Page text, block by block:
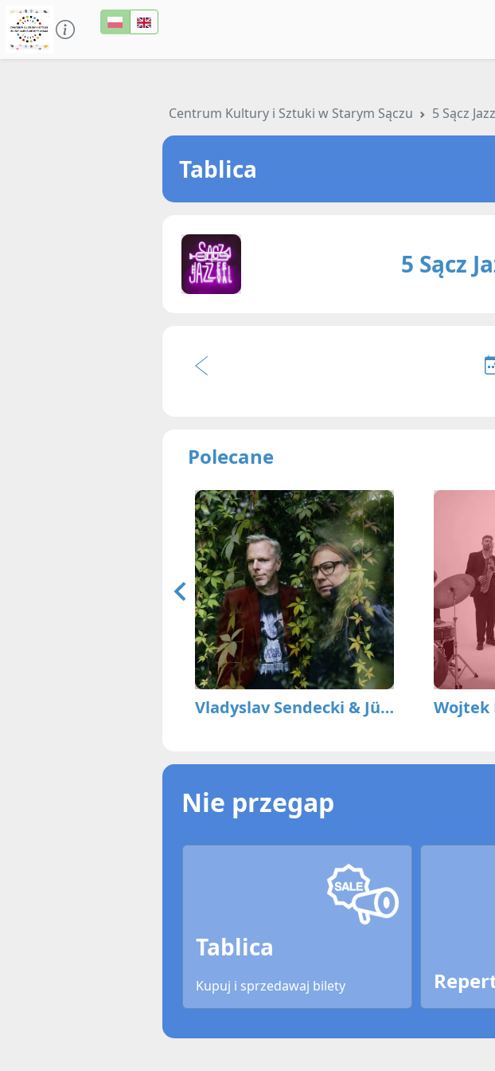
Centrum Kultury i Sztuki w Starym Sączu 5 Sącz
Tablica
5 Sącz
Polecane
Vladyslav Sendecki & Jürgen Spiegel – JAZZ. Inauguracja nowego fortepianu koncertowego w starosądeckim Sokole
Nie przegap
Tablica
Kupuj i sprzedawaj bilety